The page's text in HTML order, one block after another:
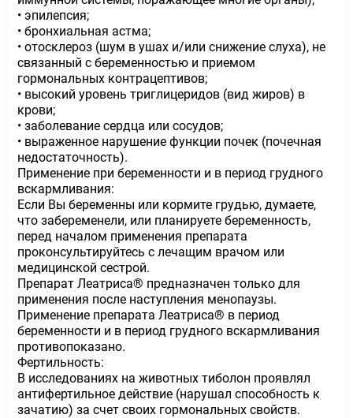
• эпилепсия;
• бронхиальная астма;
• отосклероз (шум в ушах и/или снижение слуха), не
связанный с беременностью и приемом
гормональных контрацептивов;
• высокий уровень триглицеридов (вид жиров) в
крови;
• заболевание сердца или сосудов;
• выраженное нарушение функции почек (почечная
недостаточность).
Применение при беременности и в период грудного
вскармливания:
Если Вы беременны или кормите грудью, думаете,
что забеременели, или планируете беременность,
перед началом применения препарата
проконсультируйтесь с лечащим врачом или
медицинской сестрой.
Препарат Леатриса® предназначен только для
применения после наступления менопаузы.
Применение препарата Леатриса® в период
беременности и в период грудного вскармливания
противопоказано.
Фертильность:
В исследованиях на животных тиболон проявлял
антифертильное действие (нарушал способность к
зачатию) за счет своих гормональных свойств.